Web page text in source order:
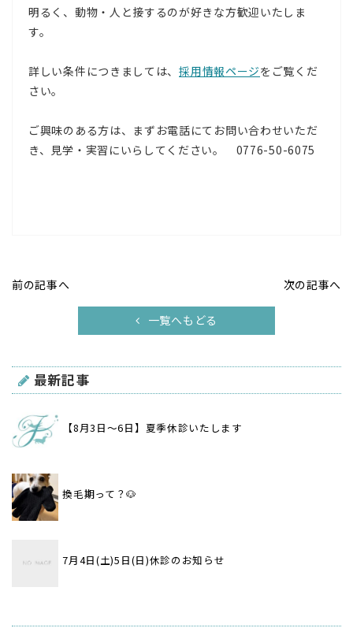
明るく、動物・人と接するのが好きな方歓迎いたしま
す。
詳しい条件につきましては、採用情報ページをご覧くだ
さい。
ご興味のある方は、まずお電話にてお問い合わせいただ
き、見学・実習にいらしてください。 0776-50-6075
前の記事へ 次の記事へ
一覧へもどる
最新記事
【8月3日〜6日】夏季休診いたします
換毛期って？🐶
7月4日(土)5日(日)休診のお知らせ